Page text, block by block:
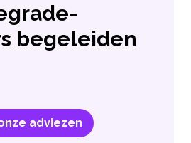
begeleiden
adviezen